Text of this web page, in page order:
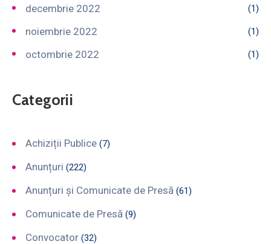
decembrie 2022 (1)
noiembrie 2022 (1)
octombrie 2022 (1)
Categorii
Achiziții Publice (7)
Anunțuri (222)
Anunțuri și Comunicate de Presă (61)
Comunicate de Presă (9)
Convocator (32)